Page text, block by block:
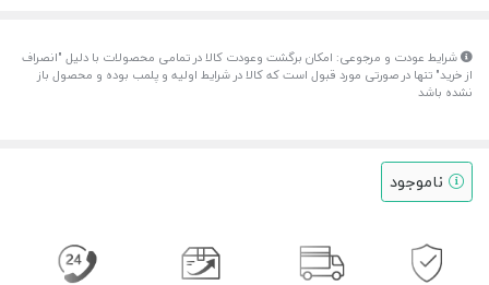
شرایط عودت و مرجوعی: امکان برگشت وعودت کالا در تمامی محصولات با دلیل "انصراف
از خرید" تنها در صورتی مورد قبول است که کالا در شرایط اولیه و پلمب بوده و محصول باز
نشده باشد
ناموجود